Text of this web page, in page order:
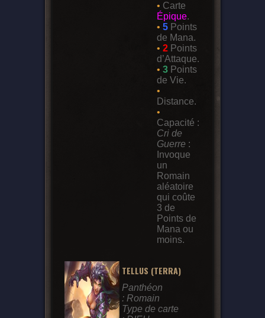
• Carte
Épique.
• 5Points
de Mana.
• 2Points
d’Attaque.
• 3Points
de Vie.
•
Distance.
•
Capacité :
Cri de
Guerre:
Invoque
un
Romain
aléatoire
qui coûte
3 de
Points de
Mana ou
moins.
TELLUS (TERRA)
Panthéon
: Romain
Type de carte